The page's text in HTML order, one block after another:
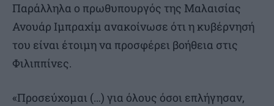
Παράλληλα ο πρωθυπουργός της Μαλαισίας
Ανουάρ Ιμπραχίμ ανακοίνωσε ότι η κυβέρνησή
του είναι έτοιμη να προσφέρει βοήθεια στις
Φιλιππίνες.
«Προσεύχομαι (…) για όλους όσοι επλήγησαν,